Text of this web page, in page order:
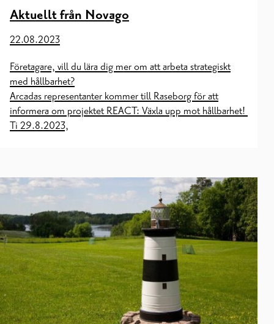
Aktuellt från Novago
22.08.2023
Företagare, vill du lära dig mer om att arbeta strategiskt
med hållbarhet?
Arcadas representanter kommer till Raseborg för att
informera om projektet REACT: Växla upp mot hållbarhet!
Ti 29.8.2023,